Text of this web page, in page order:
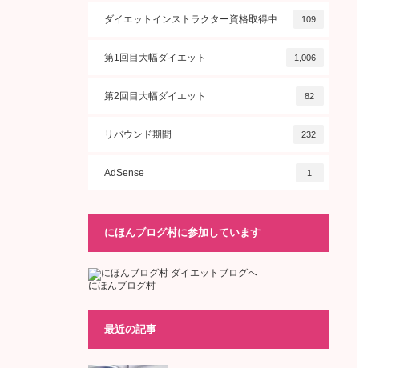
ダイエットインストラクター資格取得中 109
第1回目大幅ダイエット 1,006
第2回目大幅ダイエット 82
リバウンド期間 232
AdSense 1
にほんブログ村に参加しています
にほんブログ村
最近の記事